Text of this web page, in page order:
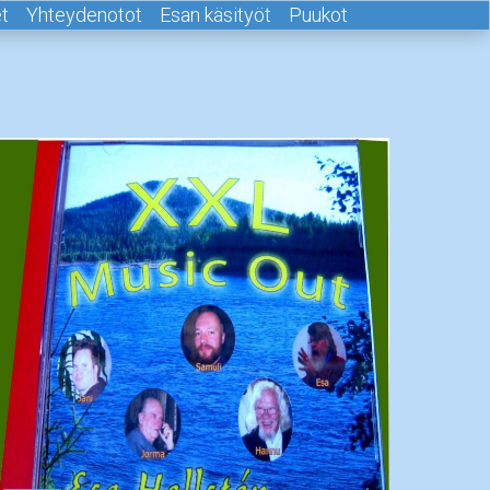
Yhteydenotot Esan käsityöt Puukot